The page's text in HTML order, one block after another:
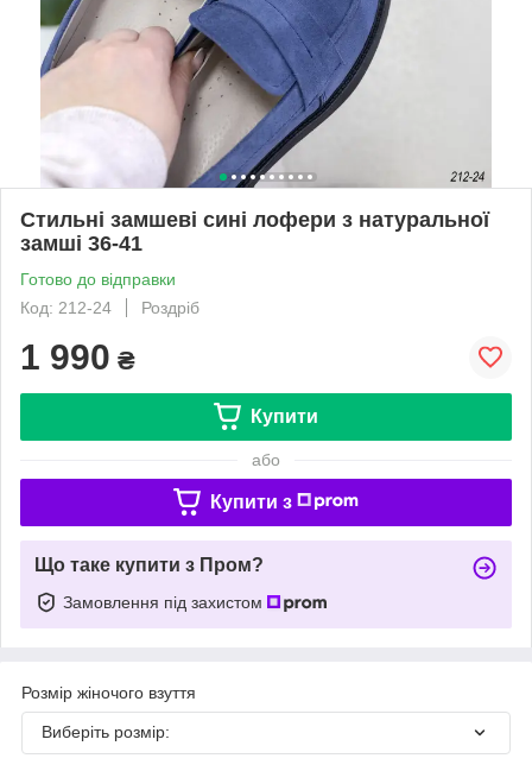
Стильні замшеві сині лофери з натуральної
замші 36-41
Готово до відправки
Код: 212-24
Роздріб
1 990 ₴
Купити
або
Купити з
Що таке купити з Пром?
Замовлення під захистом
Розмір жіночого взуття
Виберіть розмір: